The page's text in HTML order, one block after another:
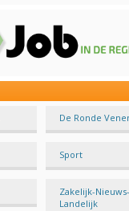
De Ronde
Sport
Zakelijk-Nieuws-
Landelijk